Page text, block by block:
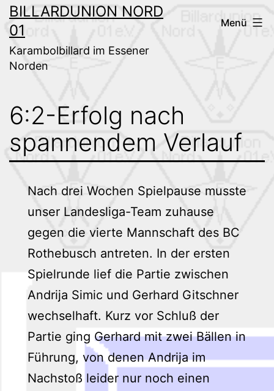
Zum
Inhalt
springen
BILLARDUNION NORD
01
Karambolbillard im Essener
Norden
Menü
6:2-Erfolg nach
spannendem Verlauf
Nach drei Wochen Spielpause musste
unser Landesliga-Team zuhause
gegen die vierte Mannschaft des BC
Rothebusch antreten. In der ersten
Spielrunde lief die Partie zwischen
Andrija Simic und Gerhard Gitschner
wechselhaft. Kurz vor Schluß der
Partie ging Gerhard mit zwei Bällen in
Führung, von denen Andrija im
Nachstoß leider nur noch einen